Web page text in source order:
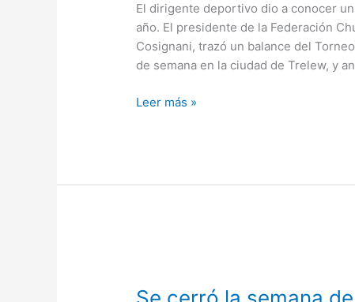
El dirigente deportivo dio a conocer
año. El presidente de la Federación
Cosignani, trazó un balance del
de semana en la ciudad de Trelew, y
cadetes
es
muy
positivo“
Leer más »
la